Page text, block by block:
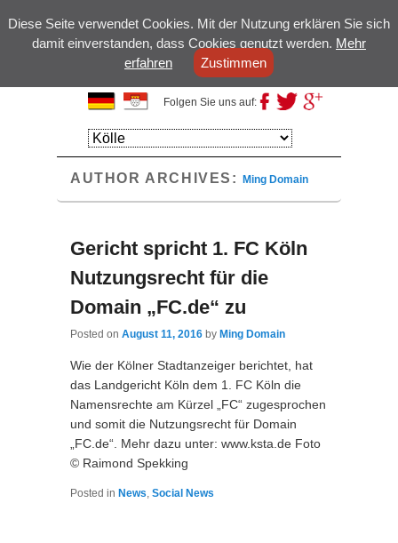
Kölsche Domains
Folgen Sie uns auf:
Primary
menu
Skip to
primary
content
Skip to
secondary
content
AUTHOR ARCHIVES:Ming Domain
Gericht spricht 1. FC Köln
Nutzungsrecht für die
Domain „FC.de“ zu
Posted on August 11, 2016 by Ming Domain
Wie der Kölner Stadtanzeiger berichtet, hat
das Landgericht Köln dem 1. FC Köln die
Namensrechte am Kürzel „FC“ zugesprochen
und somit die Nutzungsrecht für Domain
„FC.de“. Mehr dazu unter: www.ksta.de Foto
© Raimond Spekking
Posted in News, Social News
Diese Seite verwendet Cookies. Mit der Nutzung erklären Sie sich
damit einverstanden, dass Cookies genutzt werden. Mehr
erfahren
Zustimmen